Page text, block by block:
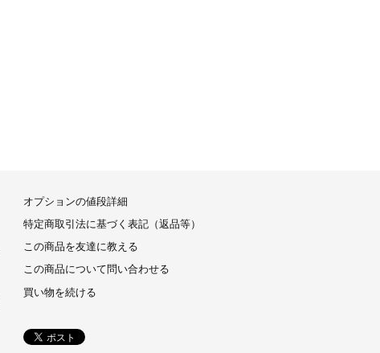
オプションの値段詳細
特定商取引法に基づく表記（返品等）
この商品を友達に教える
この商品について問い合わせる
買い物を続ける